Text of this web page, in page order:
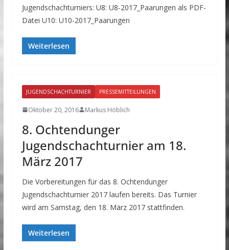
Jugendschachturniers: U8: U8-2017_Paarungen als PDF-
Datei U10: U10-2017_Paarungen
Weiterlesen
JUGENDSCHACHTURNIER PRESSEMITTEILUNGEN
Oktober 20, 2016 Markus Höblich
8. Ochtendunger
Jugendschachturnier am 18.
März 2017
Die Vorbereitungen für das 8. Ochtendunger
Jugendschachturnier 2017 laufen bereits. Das Turnier
wird am Samstag, den 18. März 2017 stattfinden.
Weiterlesen